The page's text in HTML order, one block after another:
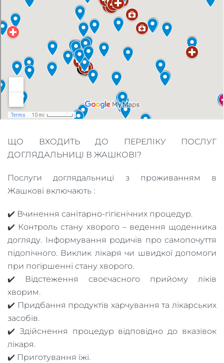
ЩО ВХОДИТЬ ДО ПЕРЕЛІКУ ПОСЛУГ
ДОГЛЯДАЛЬНИЦІ В ЖАШКОВІ?
Послуги доглядальниці з проживанням в
Жашкові включають :
✔️ Вчинення санітарно-гігієнічних процедур.
✔️ Контроль стану хворого – ведення щоденника
догляду. Інформування родичів про самопочуття
підопічного. Виклик лікаря чи швидкої допомоги
при погіршенні стану хворого.
✔️ Відстеження своєчасного прийому ліків
хворим.
✔️ Придбання продуктів харчування та лікарських
засобів.
✔️ Здійснення процедур відповідно до вказівок
лікаря.
✔️ Приготування їжі.